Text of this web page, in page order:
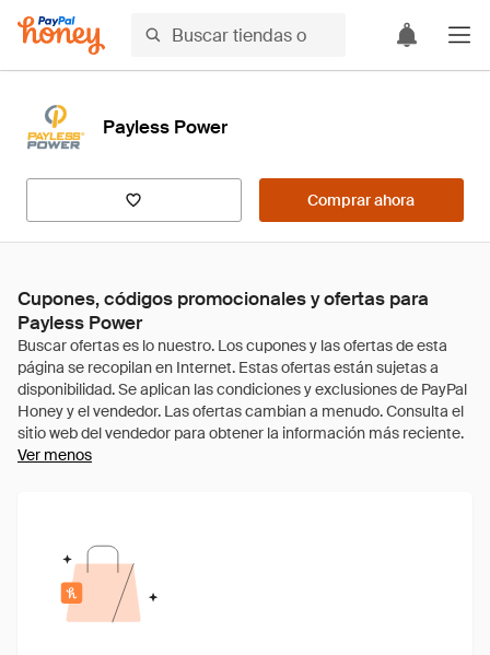
Payless Power
Comprar ahora
Cupones, códigos promocionales y ofertas para
Payless Power
Ver menos